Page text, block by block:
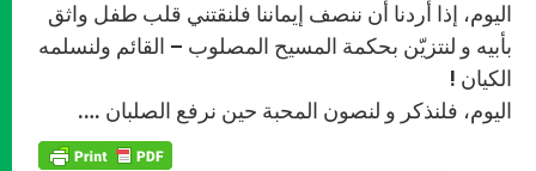
اليوم، إذا أردنا أن ننصف إيماننا فلنقتني قلب طفل واثق
بأبيه و لنتزيّن بحكمة المسيح المصلوب – القائم ولنسلمه
الكيان !
اليوم، فلنذكر و لنصون المحبة حين نرفع الصلبان ….